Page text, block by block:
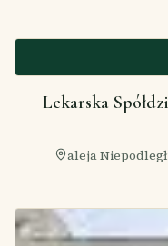
Lekarska
aleja